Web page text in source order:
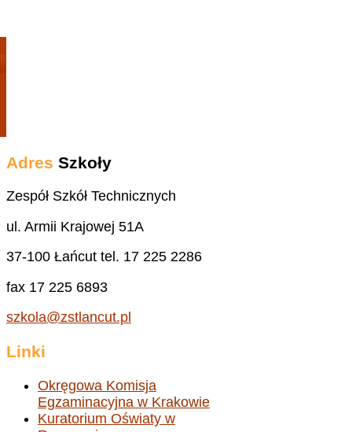
Adres Szkoły
Zespół Szkół Technicznych
ul. Armii Krajowej 51A
37-100 Łańcut tel. 17 225 2286
fax 17 225 6893
szkola@zstlancut.pl
Linki
Okręgowa Komisja
Egzaminacyjna w Krakowie
Kuratorium Oświaty w